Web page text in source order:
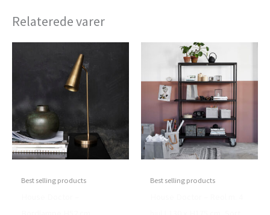
Relaterede varer
Best selling products Best selling products